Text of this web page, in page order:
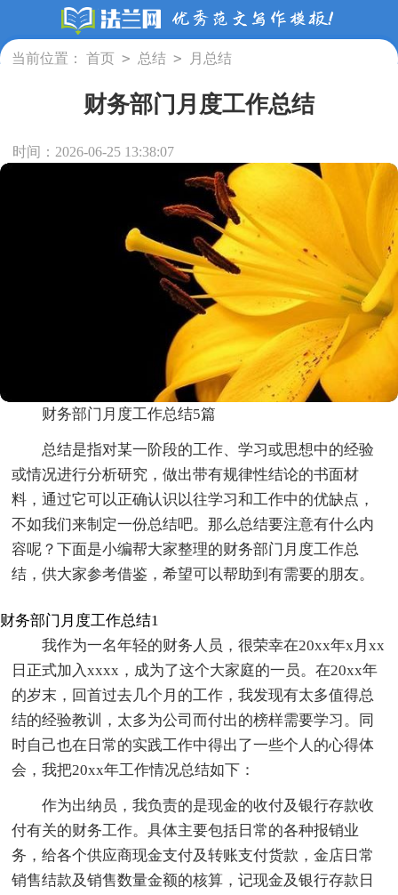
当前位置： 首页 > 总结 > 月总结
财务部门月度工作总结
时间：2026-06-25 13:38:07
财务部门月度工作总结5篇
总结是指对某一阶段的工作、学习或思想中的经验
或情况进行分析研究，做出带有规律性结论的书面材
料，通过它可以正确认识以往学习和工作中的优缺点，
不如我们来制定一份总结吧。那么总结要注意有什么内
容呢？下面是小编帮大家整理的财务部门月度工作总
结，供大家参考借鉴，希望可以帮助到有需要的朋友。
财务部门月度工作总结1
我作为一名年轻的财务人员，很荣幸在20xx年x月xx
日正式加入xxxx，成为了这个大家庭的一员。在20xx年
的岁末，回首过去几个月的工作，我发现有太多值得总
结的经验教训，太多为公司而付出的榜样需要学习。同
时自己也在日常的实践工作中得出了一些个人的心得体
会，我把20xx年工作情况总结如下：
作为出纳员，我负责的是现金的收付及银行存款收
付有关的财务工作。具体主要包括日常的各种报销业
务，给各个供应商现金支付及转账支付货款，金店日常
销售结款及销售数量金额的核算，记现金及银行存款日